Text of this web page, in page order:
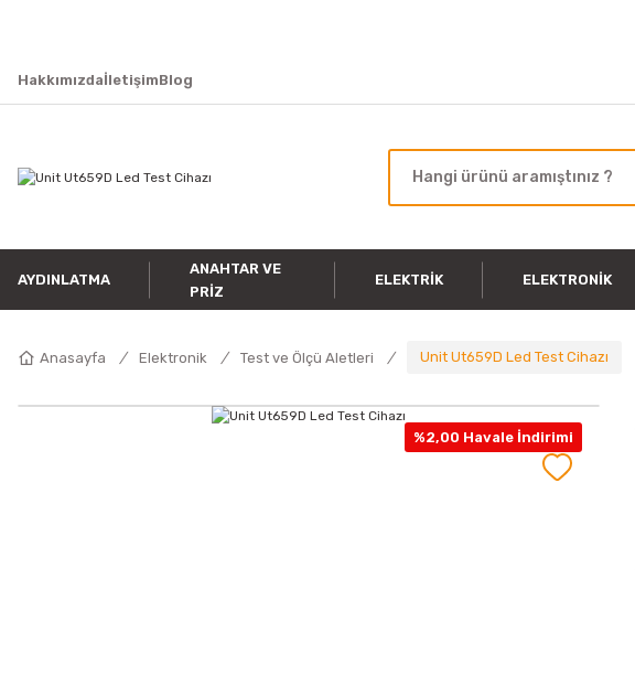
HakkımızdaİletişimBlog
AYDINLATMA
ANAHTAR VE
PRIZ
ELEKTRIK ELEKTRONIK
Anasayfa Elektronik Test ve Ölçü Aletleri Unit Ut659D Led Test Cihazı
%2,00 Havale İndirimi